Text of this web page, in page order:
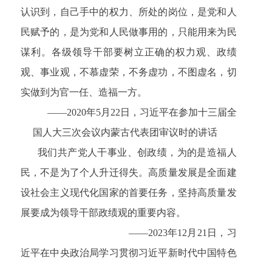
认识到，自己手中的权力、所处的岗位，是党和人
民赋予的，是为党和人民做事用的，只能用来为民
谋利。各级领导干部要树立正确的权力观、政绩
观、事业观，不慕虚荣，不务虚功，不图虚名，切
实做到为官一任、造福一方。
——2020年5月22日，习近平在参加十三届全
国人大三次会议内蒙古代表团审议时的讲话
我们共产党人干事业、创政绩，为的是造福人
民，不是为了个人升迁得失。高质量发展是全面建
设社会主义现代化国家的首要任务，坚持高质量发
展要成为领导干部政绩观的重要内容。
——2023年12月21日，习
近平在中央政治局学习贯彻习近平新时代中国特色